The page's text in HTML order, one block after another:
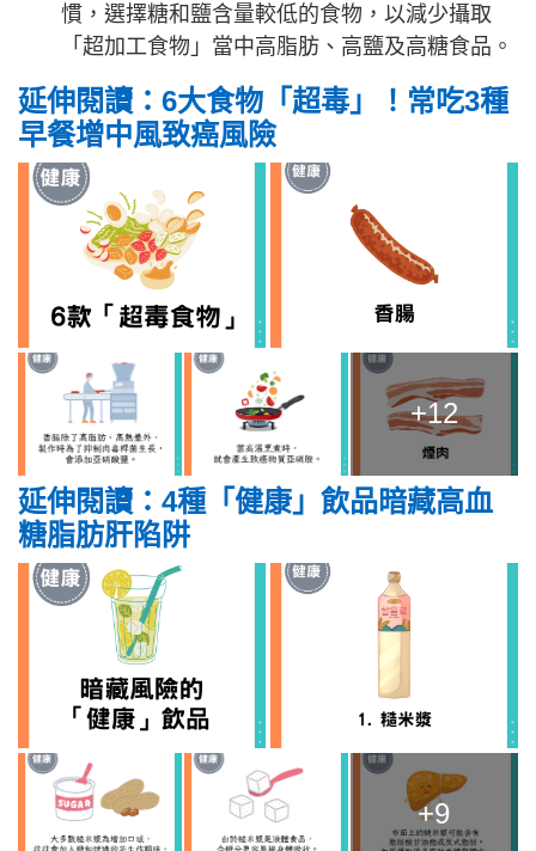
慣，選擇糖和鹽含量較低的食物，以減少攝取
「超加工食物」當中高脂肪、高鹽及高糖食品。
延伸閱讀：6大食物「超毒」！常吃3種
早餐增中風致癌風險
+12
延伸閱讀：4種「健康」飲品暗藏高血
糖脂肪肝陷阱
+9